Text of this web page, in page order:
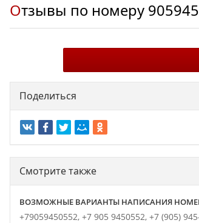
Отзывы по номеру
Поделиться
Смотрите также
ВОЗМОЖНЫЕ ВАРИАНТЫ НАПИСАНИЯ
+79059450552, +7 905 9450552, +7 (905)